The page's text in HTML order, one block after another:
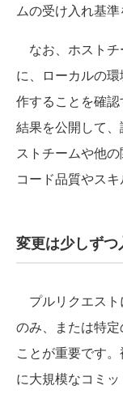
ムの受け入れ基準
なお、ホストチ
に、ローカルの
作することを確
結果を公開して
ストチームや他
コード品質やスキ
変更は少しずつ
プルリクエスト
のみ、または特
ことが重要です
に大規模なコミ